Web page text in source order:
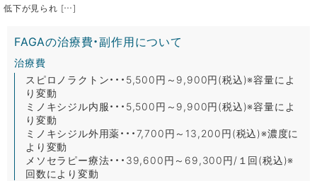
低下が見られ […]
FAGAの治療費・副作用について
治療費
スピロノラクトン・・・5,500円～9,900円(税込)※容量によ
り変動
ミノキシジル内服・・・5,500円～9,900円(税込)※容量によ
り変動
ミノキシジル外用薬・・・7,700円～13,200円(税込)※濃度に
より変動
メソセラピー療法・・・39,600円～69,300円/１回(税込)※
回数により変動